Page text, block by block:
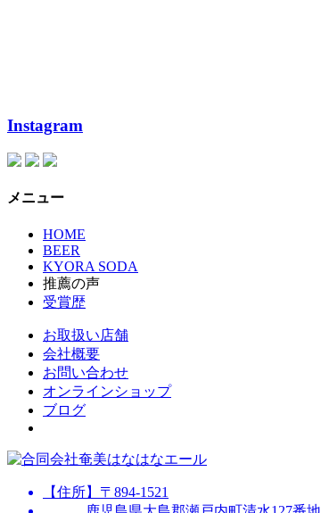
Instagram
メニュー
HOME
BEER
KYORA SODA
推薦の声
受賞歴
お取扱い店舗
会社概要
お問い合わせ
オンラインショップ
ブログ
【住所】〒894-1521